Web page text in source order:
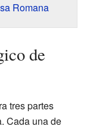
Romana
de
tres partes
Cada una de